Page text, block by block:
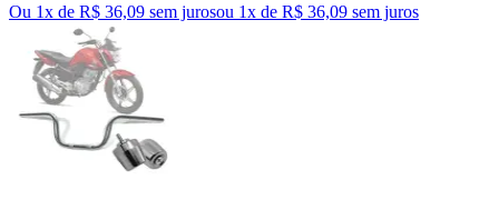
Ou 1x de R$ 36,09 sem jurosou 1x de R$ 36,09 sem juros